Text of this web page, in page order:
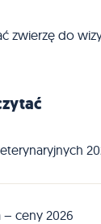
zwierzę do
– ceny 2026